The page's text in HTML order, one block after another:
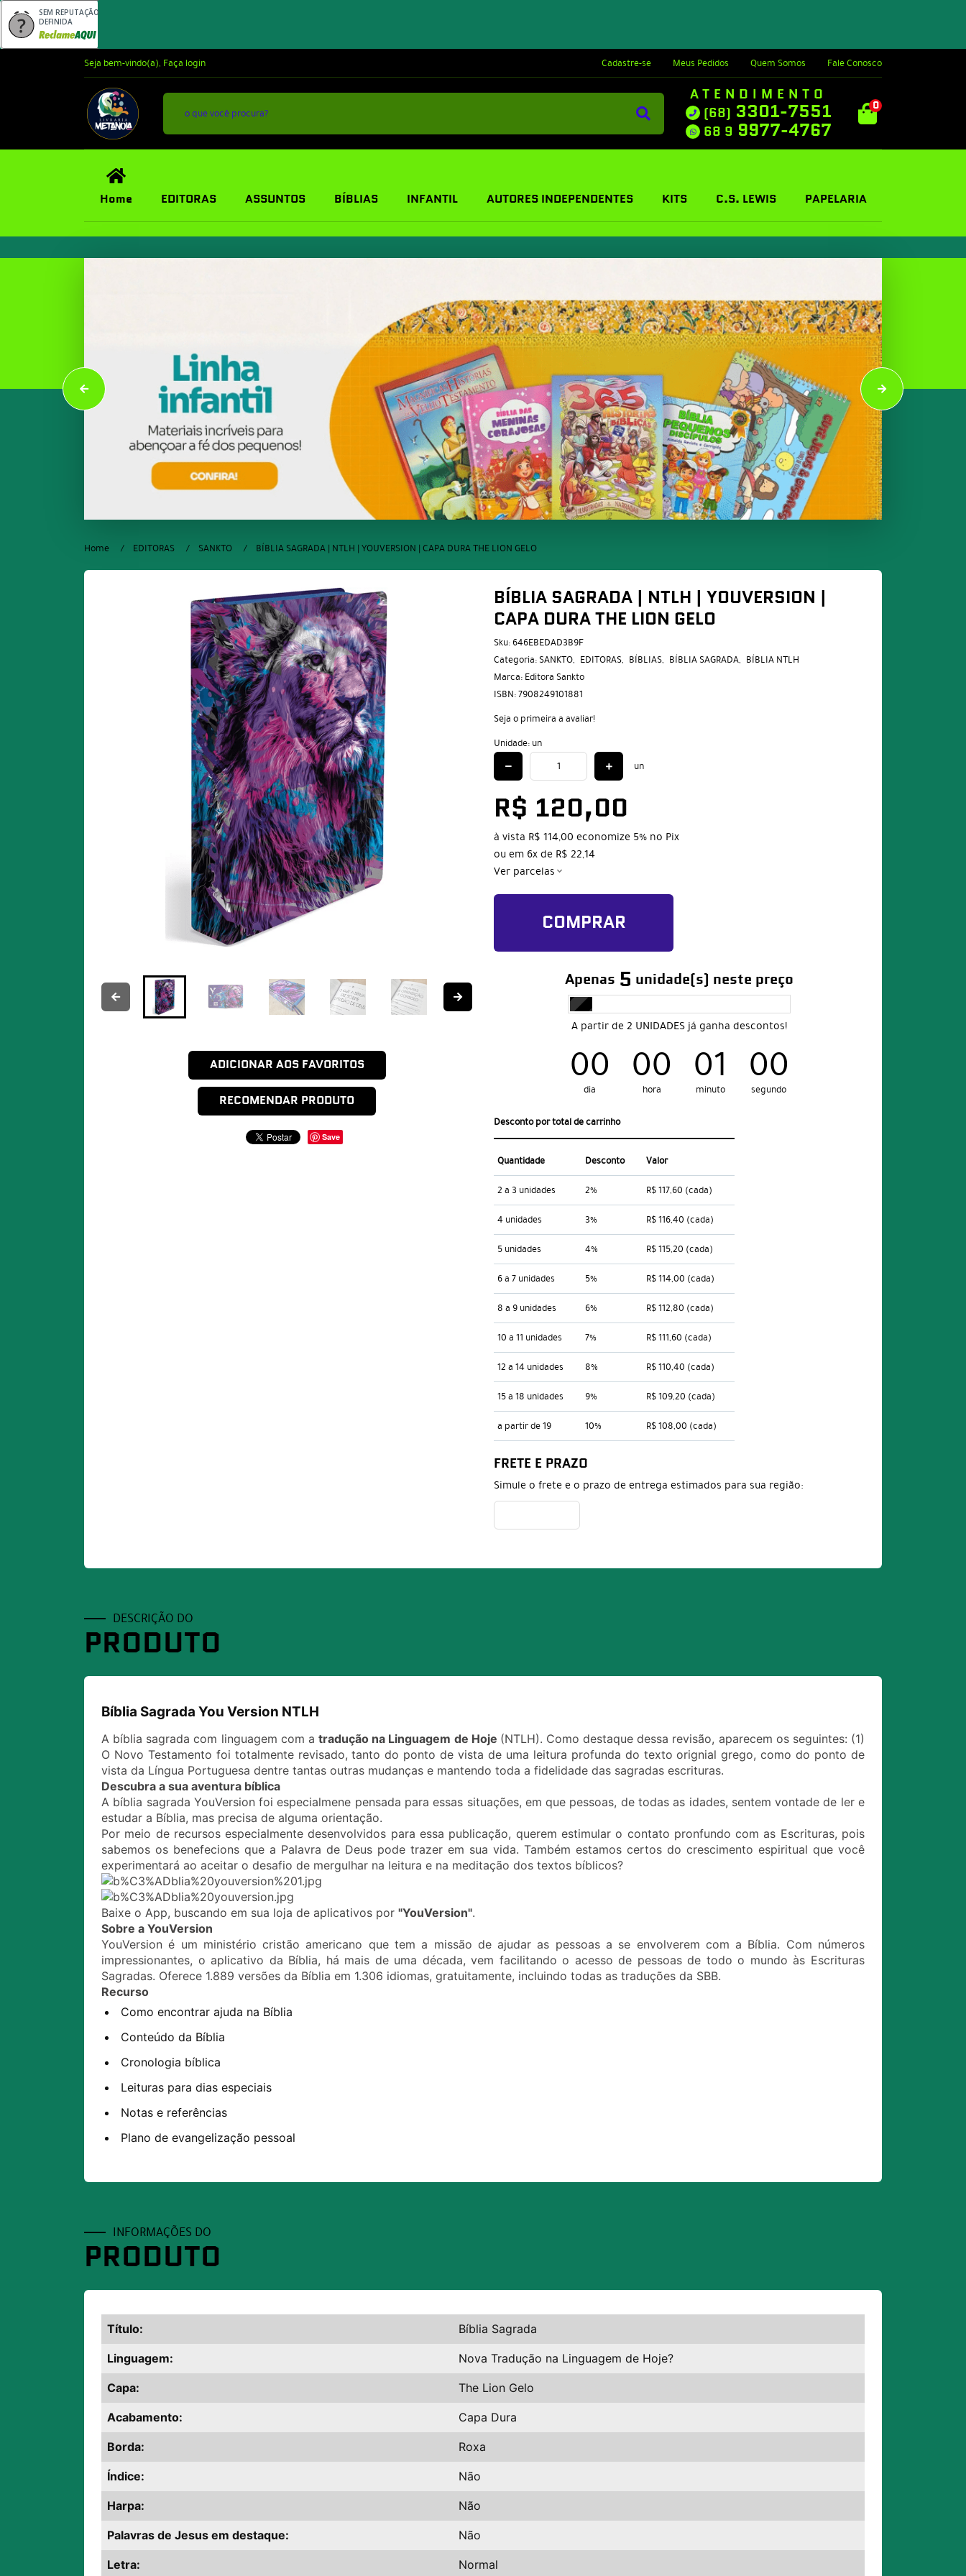
SEM REPUTAÇÃO
DEFINIDA
Seja bem-vindo(a), Faça login Cadastre-se Meus Pedidos Quem Somos Fale Conosco
ATENDIMENTO
(68) 3301-7551
68 9 9977-4767
0
Home EDITORAS ASSUNTOS BÍBLIAS INFANTIL AUTORES INDEPENDENTES KITS C.S. LEWIS PAPELARIA
Home EDITORAS SANKTO BÍBLIA SAGRADA | NTLH | YOUVERSION | CAPA DURA THE LION GELO
ADICIONAR AOS FAVORITOS
RECOMENDAR PRODUTO
Save
BÍBLIA SAGRADA | NTLH | YOUVERSION |
CAPA DURA THE LION GELO
Sku: 646EBEDAD3B9F
Categoria:SANKTO EDITORAS BÍBLIAS BÍBLIA SAGRADA BÍBLIA NTLH
Marca: Editora Sankto
ISBN:7908249101881
Seja o primeira a avaliar!
Unidade: un
un
R$ 120,00
à vista R$ 114,00 economize 5% no Pix
ou em 6xde R$ 22,14
Ver parcelas
COMPRAR
Apenas 5 unidade(s) neste preço
A partir de 2 UNIDADES já ganha descontos!
00
dia 00
hora 00
minuto 59
segundos
Desconto por total de carrinho
Quantidade Desconto Valor
2 a 3 unidades 2% R$ 117,60 (cada)
4 unidades 3% R$ 116,40 (cada)
5 unidades 4% R$ 115,20 (cada)
6 a 7 unidades 5% R$ 114,00 (cada)
8 a 9 unidades 6% R$ 112,80 (cada)
10 a 11 unidades 7% R$ 111,60 (cada)
12 a 14 unidades 8% R$ 110,40 (cada)
15 a 18 unidades 9% R$ 109,20 (cada)
a partir de 19 10% R$ 108,00 (cada)
FRETE E PRAZO
Simule o frete e o prazo de entrega estimados para sua região:
DESCRIÇÃO DO
PRODUTO
Bíblia Sagrada You Version NTLH
A bíblia sagrada com linguagem com atradução na Linguagem de Hoje (NTLH). Como destaque dessa revisão, aparecem os seguintes: (1)
O Novo Testamento foi totalmente revisado, tanto do ponto de vista de uma leitura profunda do texto orignial grego, como do ponto de
vista da Língua Portuguesa dentre tantas outras mudanças e mantendo toda a fidelidade das sagradas escrituras.
Descubra a sua aventura bíblica
A bíblia sagrada YouVersion foi especialmene pensada para essas situações, em que pessoas, de todas as idades, sentem vontade de ler e
estudar a Bíblia, mas precisa de alguma orientação.
Por meio de recursos especialmente desenvolvidos para essa publicação, querem estimular o contato pronfundo com as Escrituras, pois
sabemos os benefecions que a Palavra de Deus pode trazer em sua vida. Também estamos certos do crescimento espiritual que você
experimentará ao aceitar o desafio de mergulhar na leitura e na meditação dos textos bíblicos?
Baixe o App, buscando em sua loja de aplicativos por "YouVersion".
Sobre a YouVersion
YouVersion é um ministério cristão americano que tem a missão de ajudar as pessoas a se envolverem com a Bíblia. Com números
impressionantes, o aplicativo da Bíblia, há mais de uma década, vem facilitando o acesso de pessoas de todo o mundo às Escrituras
Sagradas. Oferece 1.889 versões da Bíblia em 1.306 idiomas, gratuitamente, incluindo todas as traduções da SBB.
Recurso
Como encontrar ajuda na Bíblia
Conteúdo da Bíblia
Cronologia bíblica
Leituras para dias especiais
Notas e referências
Plano de evangelização pessoal
INFORMAÇÕES DO
PRODUTO
Título: Bíblia Sagrada
Linguagem: Nova Tradução na Linguagem de Hoje?
Capa: The Lion Gelo
Acabamento: Capa Dura
Borda: Roxa
Índice: Não
Harpa: Não
Palavras de Jesus em destaque: Não
Letra: Normal